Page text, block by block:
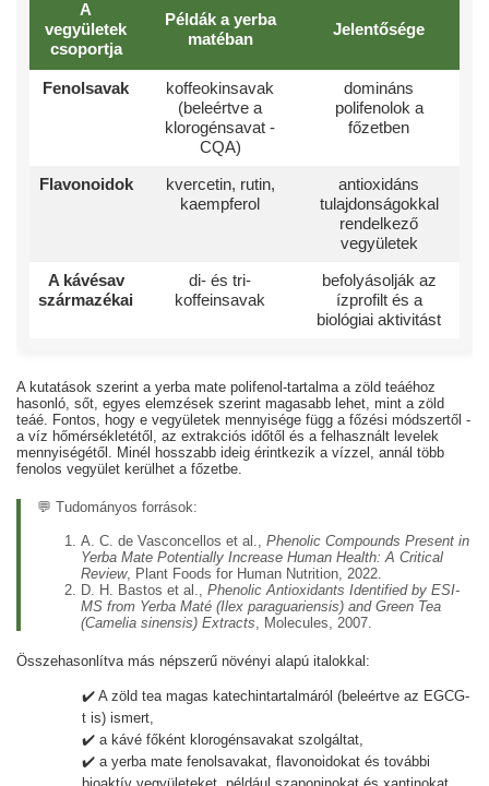
A
vegyületek
csoportja
Példák a yerba
matéban
Jelentősége
Fenolsavak
koffeokinsavak
(beleértve a
klorogénsavat -
CQA)
domináns
polifenolok a
főzetben
Flavonoidok
kvercetin, rutin,
kaempferol
antioxidáns
tulajdonságokkal
rendelkező
vegyületek
A kávésav
származékai
di- és tri-
koffeinsavak
befolyásolják az
ízprofilt és a
biológiai aktivitást
A kutatások szerint a yerba mate polifenol-tartalma a zöld teáéhoz
hasonló, sőt, egyes elemzések szerint magasabb lehet, mint a zöld
teáé. Fontos, hogy e vegyületek mennyisége függ a főzési módszertől -
a víz hőmérsékletétől, az extrakciós időtől és a felhasznált levelek
mennyiségétől. Minél hosszabb ideig érintkezik a vízzel, annál több
fenolos vegyület kerülhet a főzetbe.
💬 Tudományos források:
A. C. de Vasconcellos et al., Phenolic Compounds Present in
Yerba Mate Potentially Increase Human Health: A Critical
Review, Plant Foods for Human Nutrition, 2022.
D. H. Bastos et al., Phenolic Antioxidants Identified by ESI-
MS from Yerba Maté (Ilex paraguariensis) and Green Tea
(Camelia sinensis) Extracts, Molecules, 2007.
Összehasonlítva más népszerű növényi alapú italokkal:
✔️ A zöld tea magas katechintartalmáról (beleértve az EGCG-
t is) ismert,
✔️ a kávé főként klorogénsavakat szolgáltat,
✔️ a yerba mate fenolsavakat, flavonoidokat és további